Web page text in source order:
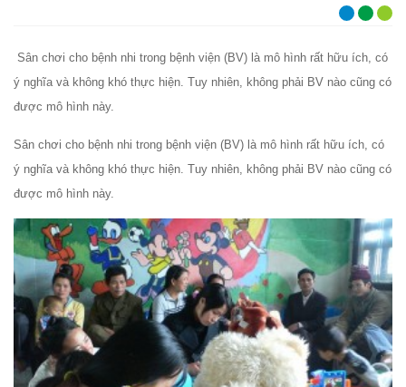
Sân chơi cho bệnh nhi trong bệnh viện (BV) là mô hình rất hữu ích, có
ý nghĩa và không khó thực hiện. Tuy nhiên, không phải BV nào cũng có
được mô hình này.
Sân chơi cho bệnh nhi trong bệnh viện (BV) là mô hình rất hữu ích, có
ý nghĩa và không khó thực hiện. Tuy nhiên, không phải BV nào cũng có
được mô hình này.